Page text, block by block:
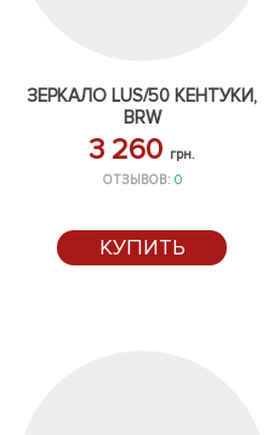
ЗЕРКАЛО LUS/50 КЕНТУКИ,
BRW
3 260 грн.
ОТЗЫВОВ: 0
КУПИТЬ